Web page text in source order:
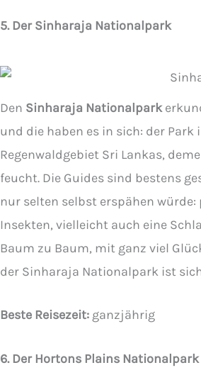
5. Der Sinharaja Nationalpark
Den Sinharaja Nationalpark
und die haben es in sich: der
Regenwaldgebiet Sri Lankas,
feucht. Die Guides sind bestens
nur selten selbst erspähen
Insekten, vielleicht auch eine
Baum zu Baum, mit ganz viel
der Sinharaja Nationalpark ist
Beste Reisezeit: ganzjährig
6. Der Hortons Plains Nationalpark